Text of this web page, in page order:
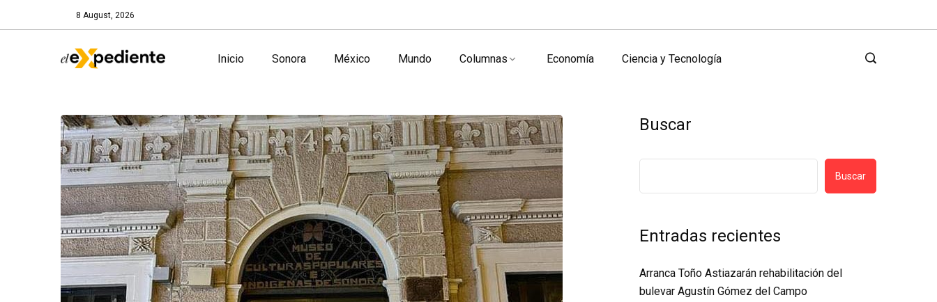
8 August, 2026
Inicio Sonora México Mundo Columnas Economía Ciencia y Tecnología
Buscar
Buscar
Entradas recientes
Arranca Toño Astiazarán rehabilitación del
bulevar Agustín Gómez del Campo